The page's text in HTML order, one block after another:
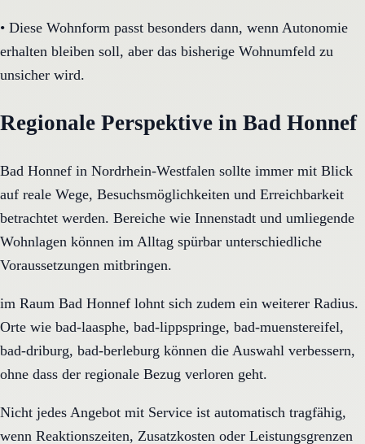
• Diese Wohnform passt besonders dann, wenn Autonomie
erhalten bleiben soll, aber das bisherige Wohnumfeld zu
unsicher wird.
Regionale Perspektive in Bad Honnef
Bad Honnef in Nordrhein-Westfalen sollte immer mit Blick
auf reale Wege, Besuchsmöglichkeiten und Erreichbarkeit
betrachtet werden. Bereiche wie Innenstadt und umliegende
Wohnlagen können im Alltag spürbar unterschiedliche
Voraussetzungen mitbringen.
im Raum Bad Honnef lohnt sich zudem ein weiterer Radius.
Orte wie bad-laasphe, bad-lippspringe, bad-muenstereifel,
bad-driburg, bad-berleburg können die Auswahl verbessern,
ohne dass der regionale Bezug verloren geht.
Nicht jedes Angebot mit Service ist automatisch tragfähig,
wenn Reaktionszeiten, Zusatzkosten oder Leistungsgrenzen